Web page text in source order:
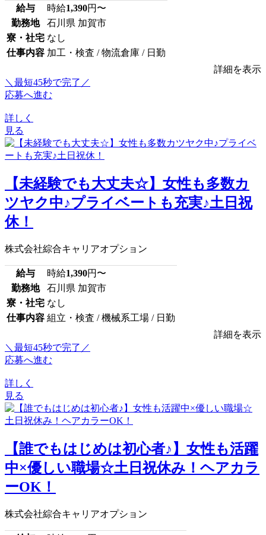
給与 時給1,390円〜
勤務地
石川県 加賀市
寮・社宅 なし
仕事内容 加工・検査 / 物流倉庫 / 日勤
詳細を表示
＼最短45秒で完了／
応募へ進む
詳しく
見る
【未経験でも大丈夫☆】女性も多数カ
ツヤク中♪プライベートも充実♪土日祝
休！
株式会社綜合キャリアオプション
給与 時給1,390円〜
勤務地
石川県 加賀市
寮・社宅 なし
仕事内容 組立・検査 / 機械系工場 / 日勤
詳細を表示
＼最短45秒で完了／
応募へ進む
詳しく
見る
【誰でもはじめは初心者♪】女性も活躍
中×優しい職場☆土日祝休み！ヘアカラ
ーOK！
株式会社綜合キャリアオプション